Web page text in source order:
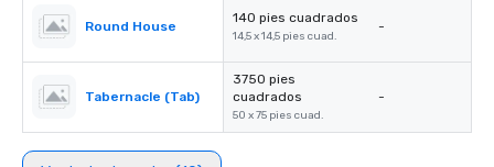
Round House
140 pies cuadrados
14,5 x 14,5 pies cuad.
-
Tabernacle (Tab)
3750 pies
cuadrados
50 x 75 pies cuad.
-